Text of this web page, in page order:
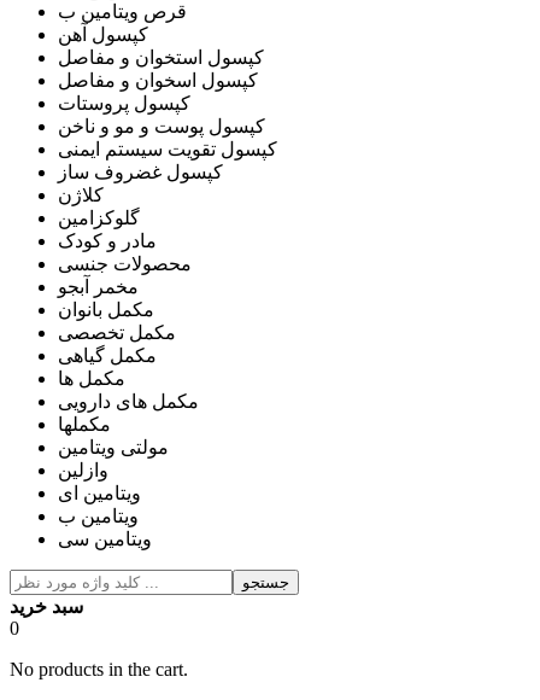
قرص ویتامین ب
کپسول آهن
کپسول استخوان و مفاصل
کپسول اسخوان و مفاصل
کپسول پروستات
کپسول پوست و مو و ناخن
کپسول تقویت سیستم ایمنی
کپسول غضروف ساز
کلاژن
گلوکزامین
مادر و کودک
محصولات جنسی
مخمر آبجو
مکمل بانوان
مکمل تخصصی
مکمل گیاهی
مکمل ها
مکمل های دارویی
مکملها
مولتی ویتامین
وازلین
ویتامین ای
ویتامین ب
ویتامین سی
جستجو
سبد خرید
0
No products in the cart.